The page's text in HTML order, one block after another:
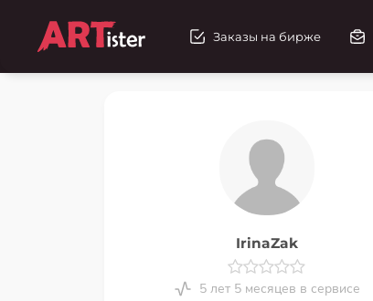
Заказы на бирже
IrinaZak
5 лет 5 месяцев в сервисе